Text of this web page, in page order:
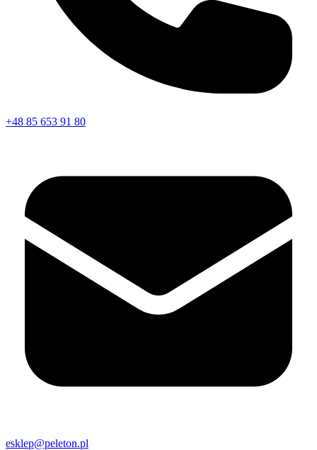
+48 85 653 91 80
esklep@peleton.pl